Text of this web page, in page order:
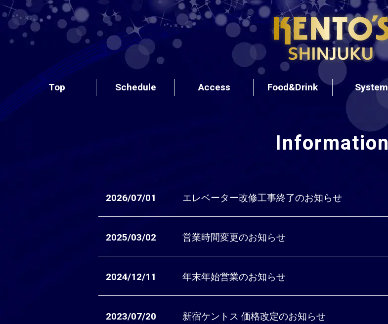
Top Schedule Access Food&Drink System
Information
2026/07/01 エレベーター改修工事終了のお知らせ
2025/03/02 営業時間変更のお知らせ
2024/12/11 年末年始営業のお知らせ
2023/07/20 新宿ケントス 価格改定のお知らせ